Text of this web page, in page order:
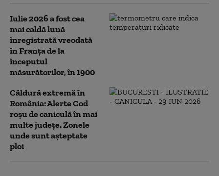
Iulie 2026 a fost cea
mai caldă lună
înregistrată vreodată
în Franța de la
începutul
măsurătorilor, în 1900
Căldură extremă în
România: Alerte Cod
roşu de caniculă în mai
multe judeţe. Zonele
unde sunt așteptate
ploi